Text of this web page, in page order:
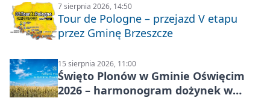
7 sierpnia 2026, 14:50
Tour de Pologne – przejazd V etapu
przez Gminę Brzeszcze
15 sierpnia 2026, 11:00
Święto Plonów w Gminie Oświęcim
2026 – harmonogram dożynek w